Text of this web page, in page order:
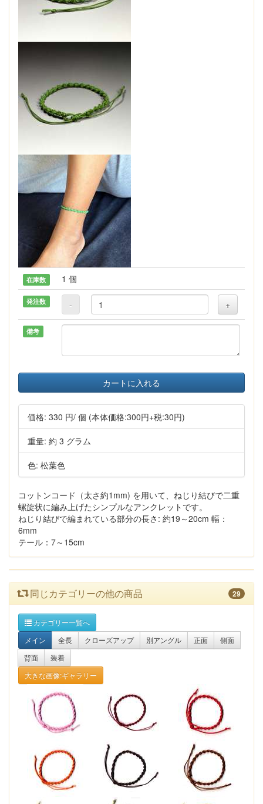
在庫数 1 個
発注数 - +
備考
カートに入れる
価格: 330 円/ 個 (本体価格:300円+税:30円)
重量: 約 3 グラム
色: 松葉色
コットンコード（太さ約1mm) を用いて、ねじり結びで二重
螺旋状に編み上げたシンプルなアンクレットです。
ねじり結びで編まれている部分の長さ: 約19～20cm 幅：
6mm
テール：7～15cm
同じカテゴリーの他の商品 29
カテゴリー一覧へ
メイン
全長 クローズアップ 別アングル 正面
側面
背面
装着
大きな画像:ギャラリー